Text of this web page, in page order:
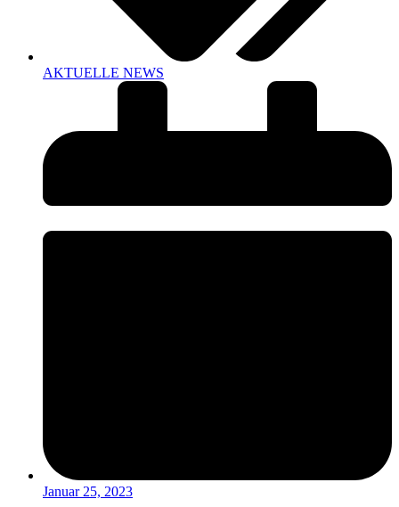
AKTUELLE NEWS
Januar 25, 2023